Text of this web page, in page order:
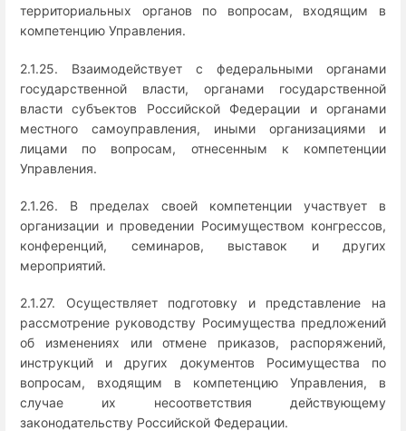
территориальных органов по вопросам, входящим в
компетенцию Управления.
2.1.25. Взаимодействует с федеральными органами
государственной власти, органами государственной
власти субъектов Российской Федерации и органами
местного самоуправления, иными организациями и
лицами по вопросам, отнесенным к компетенции
Управления.
2.1.26. В пределах своей компетенции участвует в
организации и проведении Росимуществом конгрессов,
конференций, семинаров, выставок и других
мероприятий.
2.1.27. Осуществляет подготовку и представление на
рассмотрение руководству Росимущества предложений
об изменениях или отмене приказов, распоряжений,
инструкций и других документов Росимущества по
вопросам, входящим в компетенцию Управления, в
случае их несоответствия действующему
законодательству Российской Федерации.